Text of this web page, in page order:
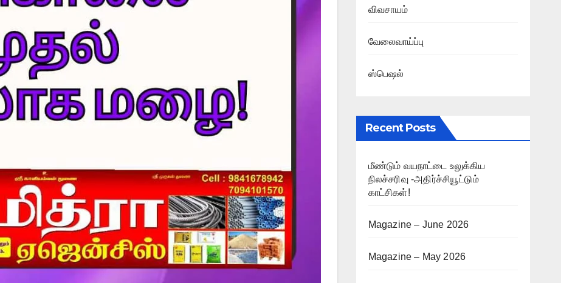
விவசாயம்
வேலைவாய்ப்பு
ஸ்பெஷல்
Recent Posts
மீண்டும் வயநாட்டை உலுக்கிய
நிலச்சரிவு -அதிர்ச்சியூட்டும்
காட்சிகள்!
Magazine – June 2026
Magazine – May 2026